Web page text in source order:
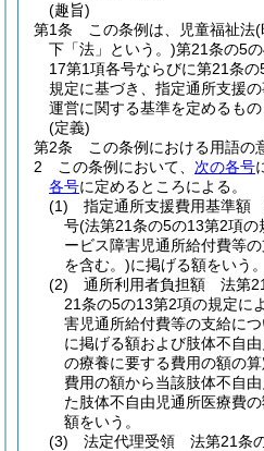
(趣旨)
第1条
この条例は、児童福祉法(
下「法」という。)第21条の5
17第1項各号ならびに第21条
規定に基づき、指定通所支援
運営に関する基準を定めるもの
(定義)
第2条
この条例における用語の
2
この条例において、 次の各号
各号に定めるところによる。
(1)
指定通所支援費用基準額
号(法第21条の5の13第2項
ービス障害児通所給付費等
を含む。)に掲げる額をいう。
(2)
通所利用者負担額 法第
21条の5の13第2項の規定に
害児通所給付費等の支給に
に掲げる額および肢体不自
の療養に要する費用の額の
費用の額から当該肢体不自
た肢体不自由児通所医療費
額をいう。
(3)
法定代理受領 法第21条